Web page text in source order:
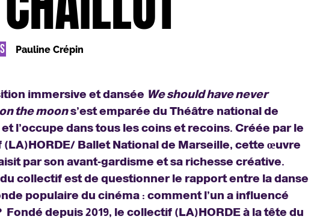
Pauline Crépin
immersive et dansée We should have never
the moons’est emparée du Théâtre national de
l’occupe dans tous les coins et recoins. Créée par le
Ballet National de Marseille, cette œuvre
par son avant-gardisme et sa richesse créative.
du collectif est de questionner le rapport entre la danse
populaire du cinéma : comment l’un a influencé
Fondé depuis 2019, le collectif (LA)HORDE à la tête du